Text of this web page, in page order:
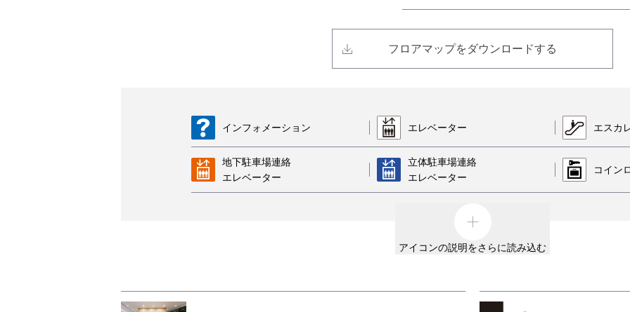
アクタス
A.P.C.
テスラ
フロアマップをダウンロードする
インフォメーション エレベーター エスカ
地下駐車場連絡
エレベーター
立体駐車場連絡
エレベーター
コイン
車椅子利用可能トイレ
授乳室 オムツ交換台
アイコンの説明をさらに読み込む